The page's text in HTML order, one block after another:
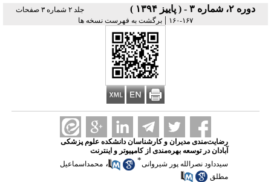
دوره ۲، شماره ۳ - ( پاییز ۱۳۹۴ )
جلد ۲ شماره ۳ صفحات
۱۶۷-۱۶۰
| برگشت به فهرست نسخه ها
رضایت‌مندی مدیران و کارشناسان دانشکده‌ علوم پزشکی
آبادان در توسعه بهره‌مندی از کامپیوتر و اینترنت
سیدداود نصرالله پور شیروانی* ، محمداسماعیل
مطلق